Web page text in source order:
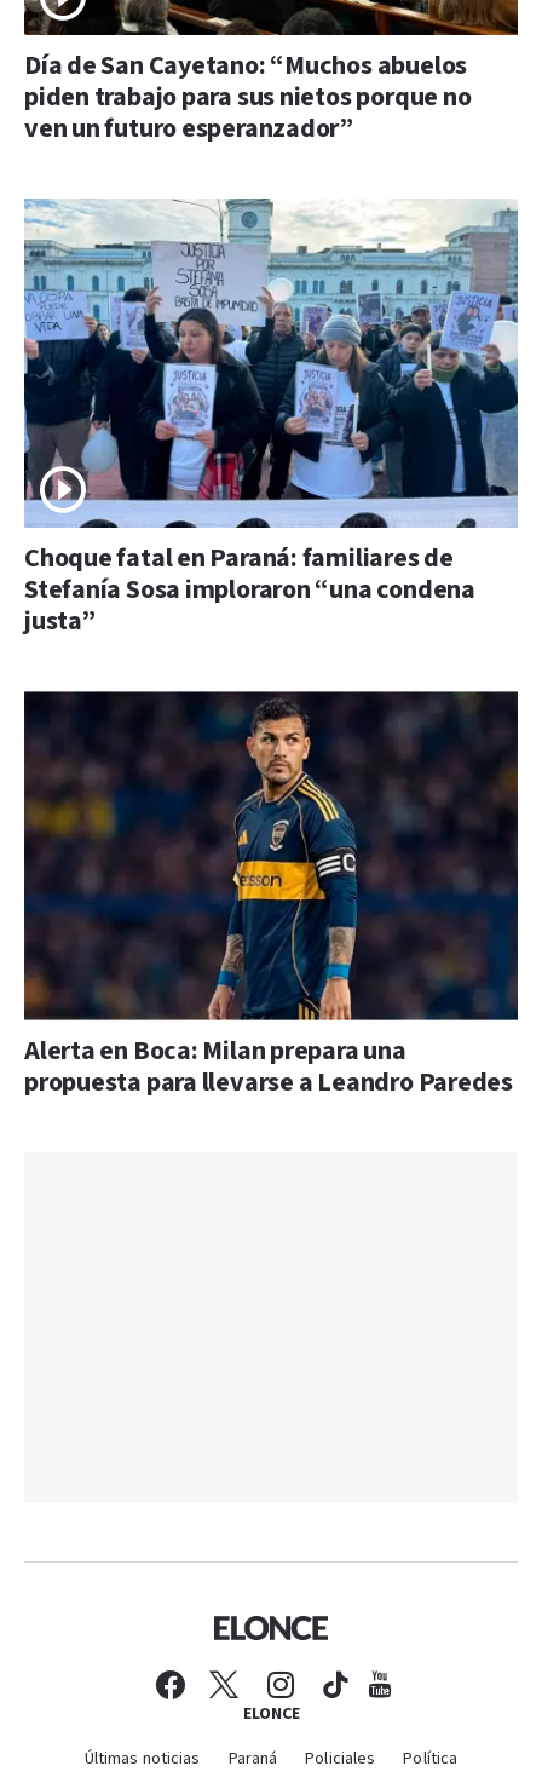
Día de San Cayetano: “Muchos abuelos
piden trabajo para sus nietos porque no
ven un futuro esperanzador”
Choque fatal en Paraná: familiares de
Stefanía Sosa imploraron “una condena
justa”
Alerta en Boca: Milan prepara una
propuesta para llevarse a Leandro Paredes
ELONCE
Últimas noticias Paraná Policiales
Política